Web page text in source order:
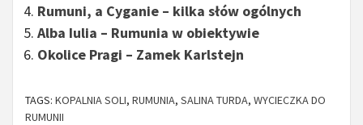
Rumuni, a Cyganie – kilka słów ogólnych
Alba Iulia – Rumunia w obiektywie
Okolice Pragi – Zamek Karlstejn
TAGS: KOPALNIA SOLI, RUMUNIA, SALINA TURDA, WYCIECZKA DO
RUMUNII